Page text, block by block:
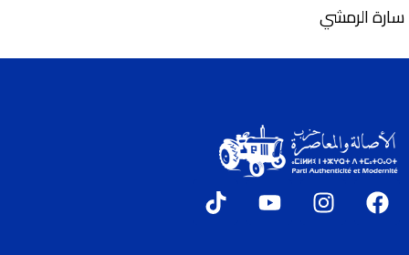
سارة الرمشي
F
a
I
n
Y
o
T
i